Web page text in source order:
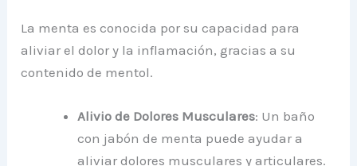
La menta es conocida por su capacidad para
aliviar el dolor y la inflamación, gracias a su
contenido de mentol.
Alivio de Dolores Musculares: Un baño
con jabón de menta puede ayudar a
aliviar dolores musculares y articulares.